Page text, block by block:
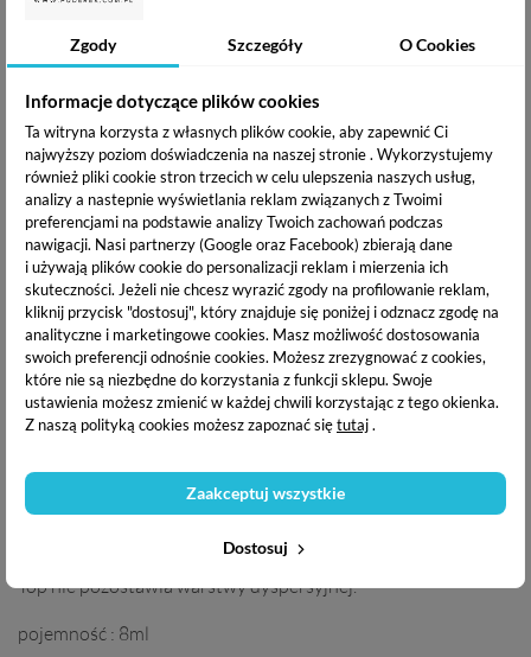
Zgody Szczegóły O Cookies
Informacje dotyczące plików cookies
Ta witryna korzysta z własnych plików cookie, aby zapewnić Ci
najwyższy poziom doświadczenia na naszej stronie . Wykorzystujemy
również pliki cookie stron trzecich w celu ulepszenia naszych usług,
analizy a nastepnie wyświetlania reklam związanych z Twoimi
preferencjami na podstawie analizy Twoich zachowań podczas
nawigacji. Nasi partnerzy (Google oraz Facebook) zbierają dane
i używają plików cookie do personalizacji reklam i mierzenia ich
skuteczności. Jeżeli nie chcesz wyrazić zgody na profilowanie reklam,
kliknij przycisk "dostosuj", który znajduje się poniżej i odznacz zgodę na
analityczne i marketingowe cookies. Masz możliwość dostosowania
swoich preferencji odnośnie cookies. Możesz zrezygnować z cookies,
które nie są niezbędne do korzystania z funkcji sklepu. Swoje
ustawienia możesz zmienić w każdej chwili korzystając z tego okienka.
Z naszą polityką cookies możesz zapoznać siętutaj.
Dostosuj
Zaakceptuj wszystkie
Victoria Vynn Build Gel Top
- Żelowy top utrwalający -
8ml
39,00 zł
Victoria Vynn Top Gloss no
Wipe - Błyszczący top
hybrydowy bez
przemywania 8ml
39,00 zł
OPIS PRODUKTU
DANE TECHNICZNE
Victoria Vynn Top Unblue No Wipe
zabezpieczający stylizację paznokci bez niebieskiej poświaty.
Top nie pozostawia warstwydyspersyjnej.
pojemność : 8ml